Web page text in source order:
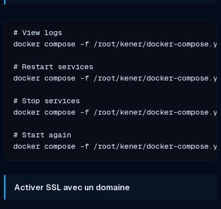
# View logs
docker compose -f /root/kener/docker-
# Restart services
docker compose -f /root/kener/docker-
# Stop services
docker compose -f /root/kener/docker-
# Start again
Activer SSL avec un domaine